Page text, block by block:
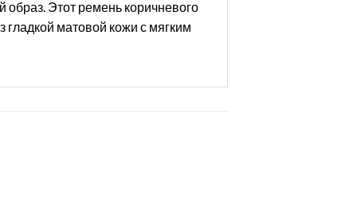
образ. Этот ремень коричневого
гладкой матовой кожи с мягким